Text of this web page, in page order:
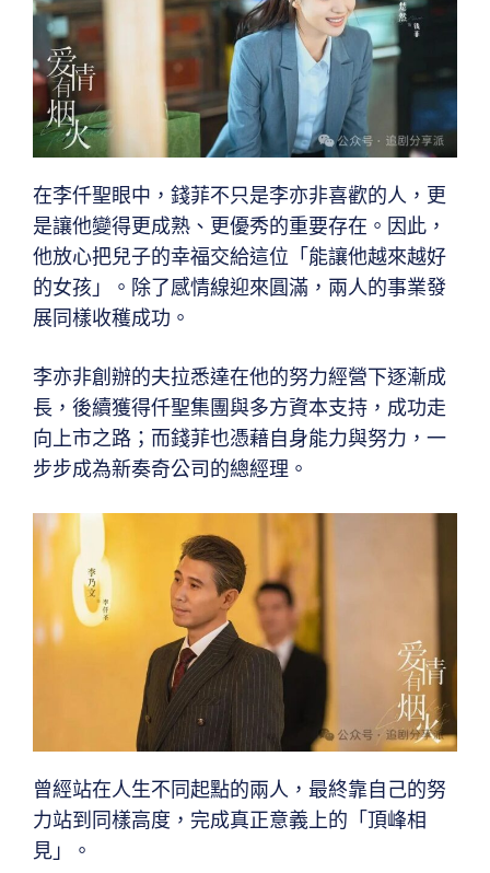
在李仟聖眼中，錢菲不只是李亦非喜歡的人，更
是讓他變得更成熟、更優秀的重要存在。因此，
他放心把兒子的幸福交給這位「能讓他越來越好
的女孩」。除了感情線迎來圓滿，兩人的事業發
展同樣收穫成功。
李亦非創辦的夫拉悉達在他的努力經營下逐漸成
長，後續獲得仟聖集團與多方資本支持，成功走
向上市之路；而錢菲也憑藉自身能力與努力，一
步步成為新奏奇公司的總經理。
曾經站在人生不同起點的兩人，最終靠自己的努
力站到同樣高度，完成真正意義上的「頂峰相
見」。